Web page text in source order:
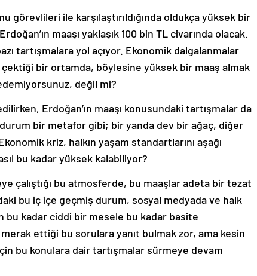
görevlileri ile karşılaştırıldığında oldukça yüksek bir
maaşı yaklaşık 100 bin TL civarında olacak.
tartışmalara yol açıyor. Ekonomik dalgalanmalar
çektiği bir ortamda, böylesine yüksek bir maaş almak
değil mi?
Erdoğan’ın maaşı konusundaki tartışmalar da
bir metafor gibi; bir yanda dev bir ağaç, diğer
kriz, halkın yaşam standartlarını aşağı
bu kadar yüksek kalabiliyor?
çalıştığı bu atmosferde, bu maaşlar adeta bir tezat
bu iç içe geçmiş durum, sosyal medyada ve halk
bu kadar ciddi bir mesele bu kadar basite
ettiği bu sorulara yanıt bulmak zor, ama kesin
bu konulara dair tartışmalar sürmeye devam